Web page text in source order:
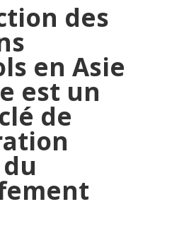
des
en Asie
est un
de